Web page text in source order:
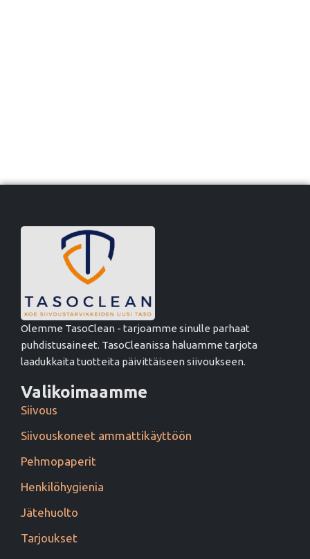
Olemme TasoClean - tarjoamme sinulle parhaat
puhdistusaineet. TasoCleanissa haluamme tarjota
laadukkaita tuotteita päivittäiseen siivoukseen.
Valikoimaamme
Siivous
Siivouskoneet ammattikäyttöön
Pehmopaperit
Henkilöhygienia
Jätehuolto
Tarjoukset